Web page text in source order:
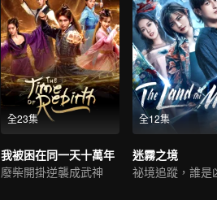
全23集
我被困在同一天十萬年
廢柴開掛逆襲成武神
全12集
迷霧之境
祕境追蹤，誰是